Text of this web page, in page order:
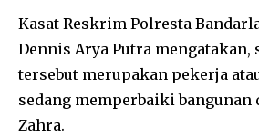
Kasat Reskrim Polresta
Dennis Arya Putra mengatakan,
tersebut merupakan pekerja
sedang memperbaiki bangunan
Zahra.